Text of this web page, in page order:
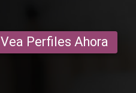
Vea Perfiles Ahora